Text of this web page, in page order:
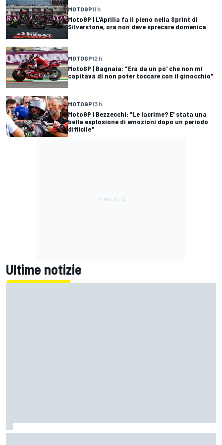
MOTOGP11 h
MotoGP | L'Aprilia fa il pieno nella Sprint di
Silverstone, ora non deve sprecare domenica
MOTOGP12 h
MotoGP | Bagnaia: "Era da un po' che non mi
capitava di non poter toccare con il ginocchio"
MOTOGP13 h
MotoGP | Bezzecchi: "Le lacrime? E' stata una
bella esplosione di emozioni dopo un periodo
difficile"
Ultime notizie